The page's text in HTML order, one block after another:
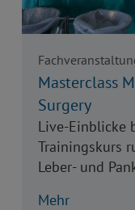
Masterclass
Surgery
Live-Einblicke
Trainingskurs
Leber- und
Mehr